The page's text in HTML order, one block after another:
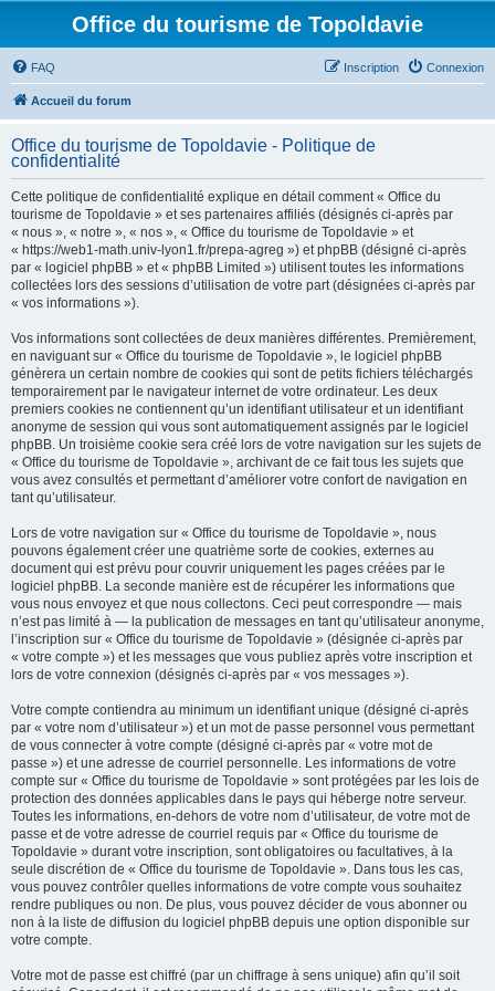
Office du tourisme de Topoldavie
FAQ Connexion
Inscription
Accueil du forum
Office du tourisme de Topoldavie - Politique de
confidentialité
Cette politique de confidentialité explique en détail comment « Office du
tourisme de Topoldavie » et ses partenaires affiliés (désignés ci-après par
« nous », « notre », « nos », « Office du tourisme de Topoldavie » et
« https://web1-math.univ-lyon1.fr/prepa-agreg ») et phpBB (désigné ci-après
par « logiciel phpBB » et « phpBB Limited ») utilisent toutes les informations
collectées lors des sessions d’utilisation de votre part (désignées ci-après par
« vos informations »).
Vos informations sont collectées de deux manières différentes. Premièrement,
en naviguant sur « Office du tourisme de Topoldavie », le logiciel phpBB
génèrera un certain nombre de cookies qui sont de petits fichiers téléchargés
temporairement par le navigateur internet de votre ordinateur. Les deux
premiers cookies ne contiennent qu’un identifiant utilisateur et un identifiant
anonyme de session qui vous sont automatiquement assignés par le logiciel
phpBB. Un troisième cookie sera créé lors de votre navigation sur les sujets de
« Office du tourisme de Topoldavie », archivant de ce fait tous les sujets que
vous avez consultés et permettant d’améliorer votre confort de navigation en
tant qu’utilisateur.
Lors de votre navigation sur « Office du tourisme de Topoldavie », nous
pouvons également créer une quatrième sorte de cookies, externes au
document qui est prévu pour couvrir uniquement les pages créées par le
logiciel phpBB. La seconde manière est de récupérer les informations que
vous nous envoyez et que nous collectons. Ceci peut correspondre — mais
n’est pas limité à — la publication de messages en tant qu’utilisateur anonyme,
l’inscription sur « Office du tourisme de Topoldavie » (désignée ci-après par
« votre compte ») et les messages que vous publiez après votre inscription et
lors de votre connexion (désignés ci-après par « vos messages »).
Votre compte contiendra au minimum un identifiant unique (désigné ci-après
par « votre nom d’utilisateur ») et un mot de passe personnel vous permettant
de vous connecter à votre compte (désigné ci-après par « votre mot de
passe ») et une adresse de courriel personnelle. Les informations de votre
compte sur « Office du tourisme de Topoldavie » sont protégées par les lois de
protection des données applicables dans le pays qui héberge notre serveur.
Toutes les informations, en-dehors de votre nom d’utilisateur, de votre mot de
passe et de votre adresse de courriel requis par « Office du tourisme de
Topoldavie » durant votre inscription, sont obligatoires ou facultatives, à la
seule discrétion de « Office du tourisme de Topoldavie ». Dans tous les cas,
vous pouvez contrôler quelles informations de votre compte vous souhaitez
rendre publiques ou non. De plus, vous pouvez décider de vous abonner ou
non à la liste de diffusion du logiciel phpBB depuis une option disponible sur
votre compte.
Votre mot de passe est chiffré (par un chiffrage à sens unique) afin qu’il soit